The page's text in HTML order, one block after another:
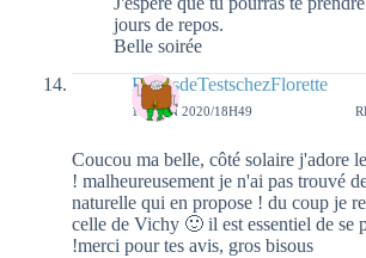
jours de repos.
Belle soirée
BullesdeTestschezFlorette
11 JUIN 2020/18H49
Coucou ma belle, côté solaire j'adore
! malheureusement je n'ai pas trouvé
naturelle qui en propose ! du coup je
celle de Vichy 🙂 il est essentiel de se
!merci pour tes avis, gros bisous